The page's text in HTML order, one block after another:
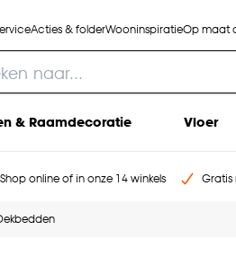
Acties & folderWooninspiratieOp maat
& Raamdecoratie Vloer
Shop online of in onze 14 winkels Gratis